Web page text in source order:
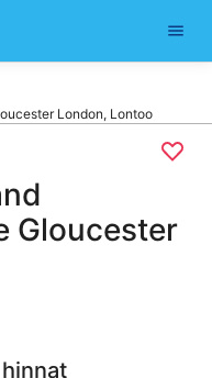
London, Lontoo
Gloucester